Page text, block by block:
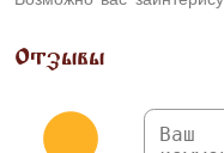
Отзывы